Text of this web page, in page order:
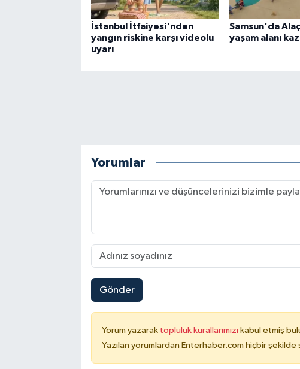
İstanbul İtfaiyesi'nden
yangın riskine karşı videolu
uyarı
Samsun'da
yaşam alanı
Yorumlar
Gönder
Yorum yazarak topluluk kurallarımızı kabul etmiş
Yazılan yorumlardan Enterhaber.com hiçbir